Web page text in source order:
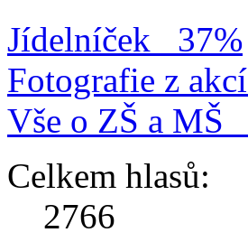
Jídelníček
37%
Fotografie z akcí
Vše o ZŠ a MŠ
Celkem hlasů:
2766